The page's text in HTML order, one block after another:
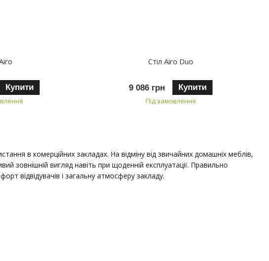
в комерційних закладах. На відміну від звичайних домашніх меблів,
зовнішній вигляд навіть при щоденній експлуатації. Правильно
відвідувачів і загальну атмосферу закладу.
Купити
Стіл Airo Duo
9 086 грн Купити
Під замовлення